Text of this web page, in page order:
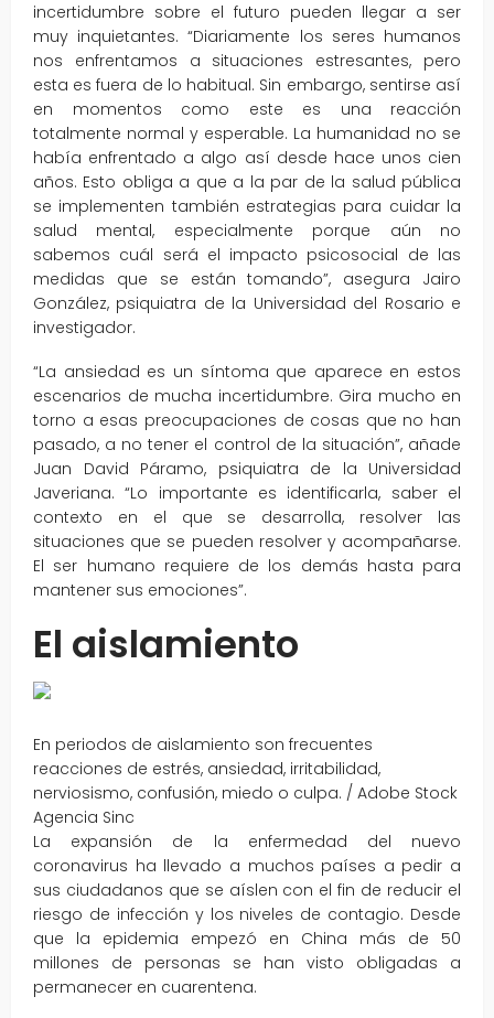
incertidumbre sobre el futuro pueden llegar a ser
muy inquietantes. “Diariamente los seres humanos
nos enfrentamos a situaciones estresantes, pero
esta es fuera de lo habitual. Sin embargo, sentirse así
en momentos como este es una reacción
totalmente normal y esperable. La humanidad no se
había enfrentado a algo así desde hace unos cien
años. Esto obliga a que a la par de la salud pública
se implementen también estrategias para cuidar la
salud mental, especialmente porque aún no
sabemos cuál será el impacto psicosocial de las
medidas que se están tomando”, asegura Jairo
González, psiquiatra de la Universidad del Rosario e
investigador.
“La ansiedad es un síntoma que aparece en estos
escenarios de mucha incertidumbre. Gira mucho en
torno a esas preocupaciones de cosas que no han
pasado, a no tener el control de la situación”, añade
Juan David Páramo, psiquiatra de la Universidad
Javeriana. “Lo importante es identificarla, saber el
contexto en el que se desarrolla, resolver las
situaciones que se pueden resolver y acompañarse.
El ser humano requiere de los demás hasta para
mantener sus emociones”.
El aislamiento
En periodos de aislamiento son frecuentes
reacciones de estrés, ansiedad, irritabilidad,
nerviosismo, confusión, miedo o culpa. / Adobe Stock
Agencia Sinc
La expansión de la enfermedad del nuevo
coronavirus ha llevado a muchos países a pedir a
sus ciudadanos que se aíslen con el fin de reducir el
riesgo de infección y los niveles de contagio. Desde
que la epidemia empezó en China más de 50
millones de personas se han visto obligadas a
permanecer en cuarentena.